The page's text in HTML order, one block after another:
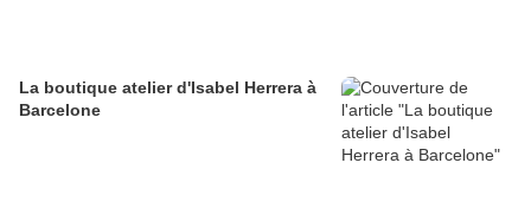
La boutique atelier d'Isabel Herrera à
Barcelone